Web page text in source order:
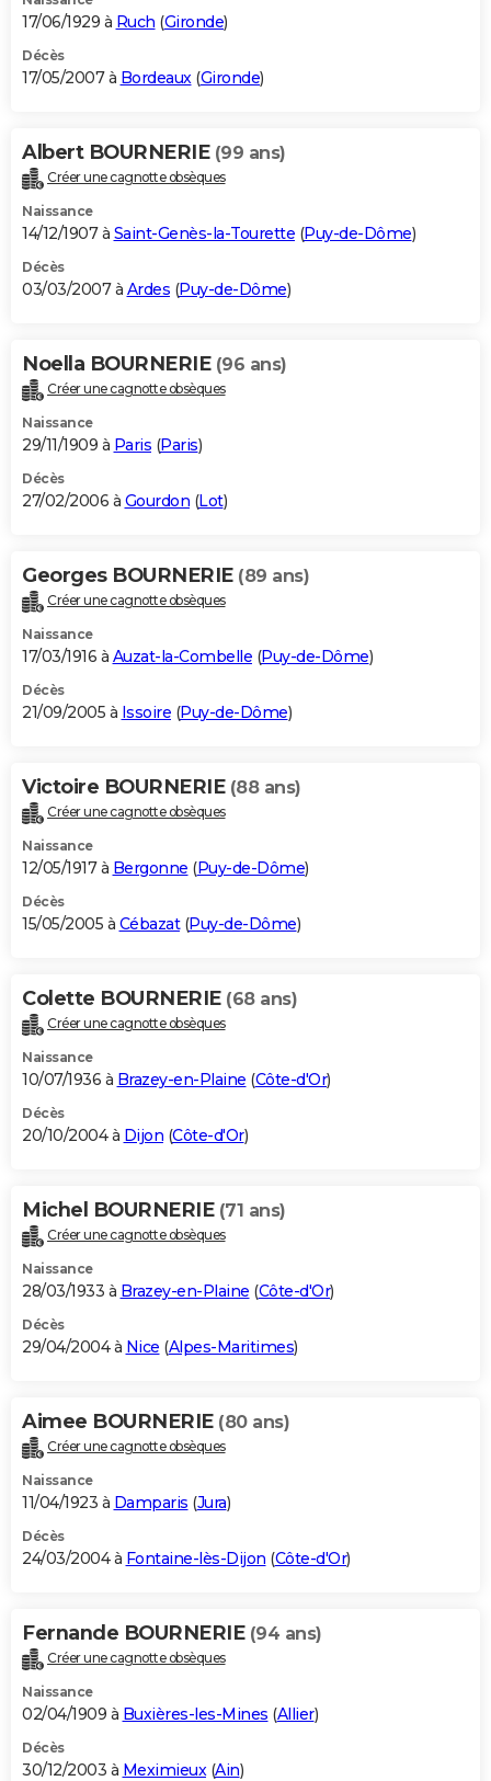
17/06/1929 à Ruch (Gironde)
Décès
17/05/2007 à Bordeaux(Gironde)
Albert BOURNERIE (99 ans)
Créer une cagnotte obsèques
Naissance
14/12/1907 à Saint-Genès-la-Tourette (Puy-de-Dôme)
Décès
03/03/2007 à Ardes (Puy-de-Dôme)
Noella BOURNERIE (96 ans)
Créer une cagnotte obsèques
Naissance
29/11/1909 à Paris (Paris)
Décès
27/02/2006 à Gourdon (Lot)
Georges BOURNERIE (89 ans)
Créer une cagnotte obsèques
Naissance
17/03/1916 à Auzat-la-Combelle (Puy-de-Dôme)
Décès
21/09/2005 à Issoire (Puy-de-Dôme)
Victoire BOURNERIE (88 ans)
Créer une cagnotte obsèques
Naissance
12/05/1917 à Bergonne (Puy-de-Dôme)
Décès
15/05/2005 à Cébazat(Puy-de-Dôme)
Colette BOURNERIE (68 ans)
Créer une cagnotte obsèques
Naissance
10/07/1936 à Brazey-en-Plaine (Côte-d'Or)
Décès
20/10/2004 à Dijon (Côte-d'Or)
Michel BOURNERIE (71 ans)
Créer une cagnotte obsèques
Naissance
28/03/1933 à Brazey-en-Plaine (Côte-d'Or)
Décès
29/04/2004 à Nice (Alpes-Maritimes)
Aimee BOURNERIE (80 ans)
Créer une cagnotte obsèques
Naissance
11/04/1923 à Damparis (Jura)
Décès
24/03/2004 à Fontaine-lès-Dijon (Côte-d'Or)
Fernande BOURNERIE (94 ans)
Créer une cagnotte obsèques
Naissance
02/04/1909 à Buxières-les-Mines (Allier)
Décès
30/12/2003 à Meximieux(Ain)